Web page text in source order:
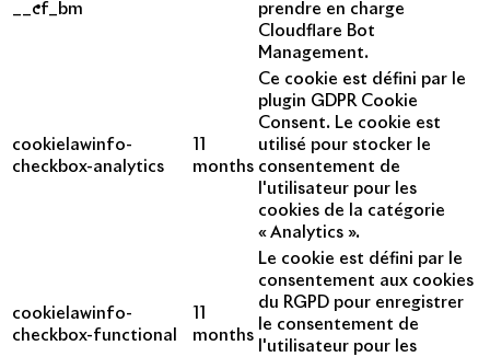
__cf_bm
prendre en charge
Cloudflare Bot
Management.
cookielawinfo-
checkbox-analytics
months
Ce cookie est défini par le
plugin GDPR Cookie
Consent. Le cookie est
utilisé pour stocker le
consentement de
l'utilisateur pour les
cookies de la catégorie
« Analytics ».
cookielawinfo-
checkbox-functional
months
Le cookie est défini par le
consentement aux cookies
du RGPD pour enregistrer
le consentement de
l'utilisateur pour les